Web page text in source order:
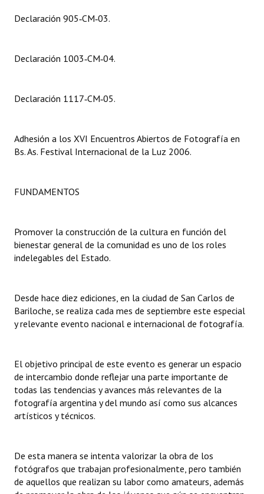
Noticias Destacadas
Premio al Mérito - Registro
Mujeres que Dejaron Huellas - Registro
Ciudadano Ilustre - Registro
Huéspedes de Honor - Registro
Antiguos Pobladores - Registro
Bariloche, Municipio intercultural
REFORMA DE LA CARTA ORGÁNICA
Declaración 905‑CM‑03.
Declaración 1003‑CM‑04.
Declaración 1117‑CM‑05.
Adhesión a los XVI Encuentros Abiertos de Fotografía en
Bs. As. Festival Internacional de la Luz 2006.
FUNDAMENTOS
Promover la construcción de la cultura en función del
bienestar general de la comunidad es uno de los roles
indelegables del Estado.
Desde hace diez ediciones, en la ciudad de San Carlos de
Bariloche, se realiza cada mes de septiembre este especial
y relevante evento nacional e internacional de fotografía.
El objetivo principal de este evento es generar un espacio
de intercambio donde reflejar una parte importante de
todas las tendencias y avances más relevantes de la
fotografía argentina y del mundo así como sus alcances
artísticos y técnicos.
De esta manera se intenta valorizar la obra de los
fotógrafos que trabajan profesionalmente, pero también
de aquellos que realizan su labor como amateurs, además